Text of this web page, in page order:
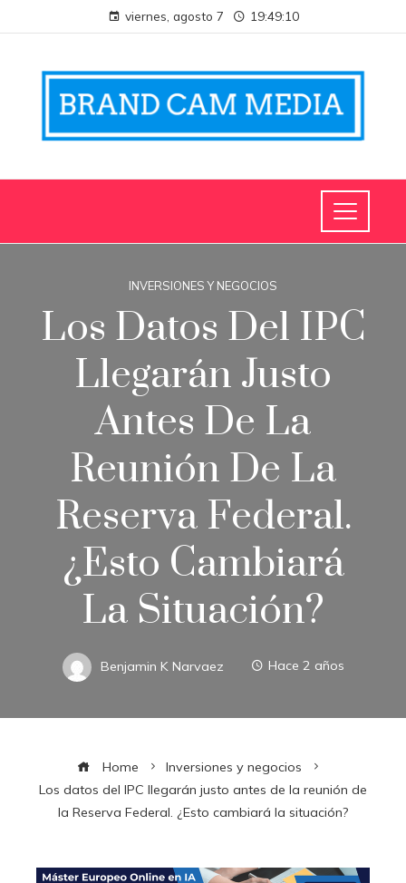
viernes, agosto 7 19:49:10
INVERSIONES Y NEGOCIOS
Los Datos Del IPC
Llegarán Justo
Antes De La
Reunión De La
Reserva Federal.
¿Esto Cambiará
La Situación?
Benjamin K Narvaez Hace 2 años
Home
Inversiones y negocios
Los datos del IPC llegarán justo antes de la reunión de
la Reserva Federal. ¿Esto cambiará la situación?